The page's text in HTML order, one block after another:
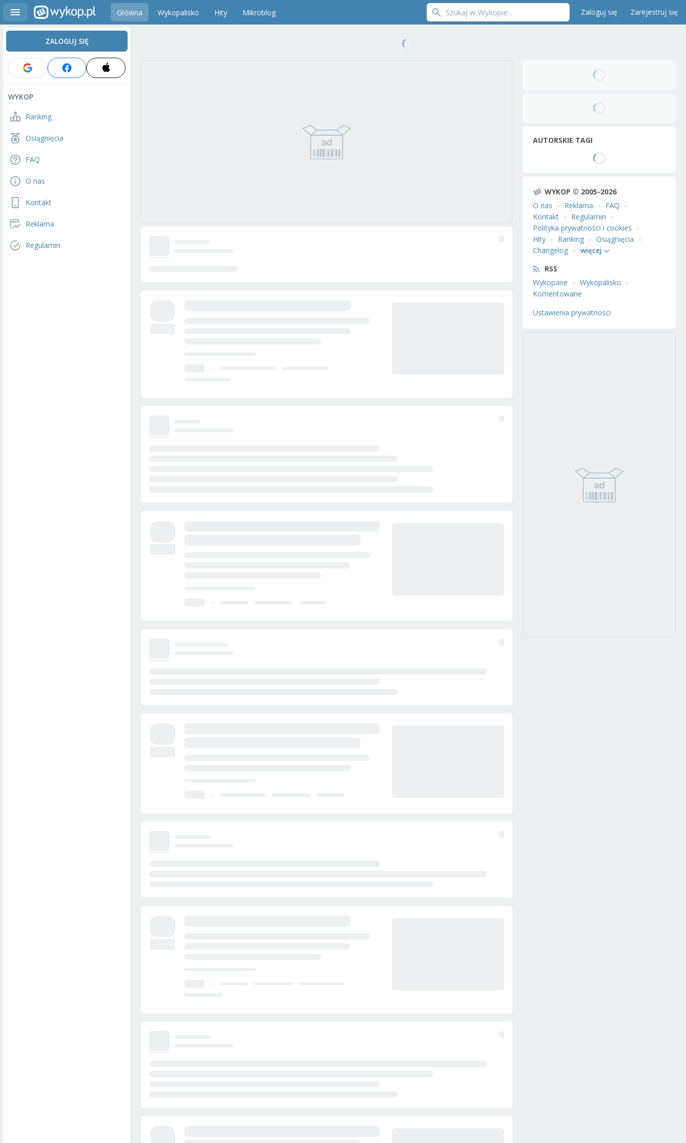
Główna Wykopalisko Hity Mikroblog Zaloguj się Zarejestruj się
ZALOGUJ SIĘ
WYKOP
Ranking
Osiągnięcia
FAQ
O nas
Kontakt
Reklama
Regulamin
AUTORSKIE TAGI
WYKOP © 2005-2026
O nas
Reklama
FAQ
Kontakt
Regulamin
Polityka prywatności i cookies
Hity
Ranking
Osiągnięcia
Changelog
więcej
RSS
Wykopane
Wykopalisko
Komentowane
Ustawienia prywatności